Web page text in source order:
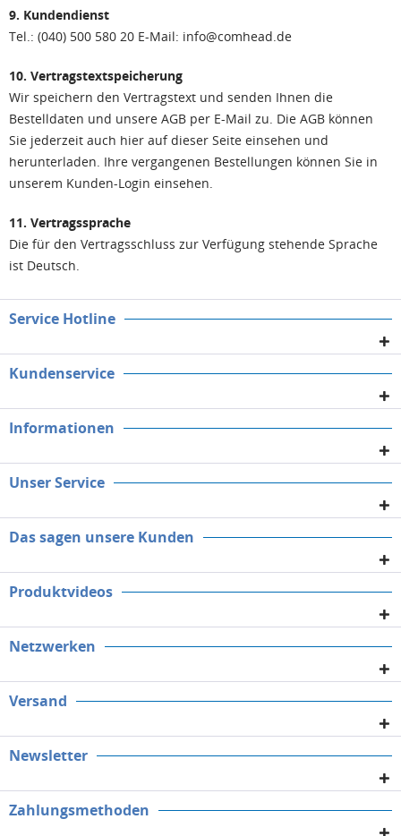
9. Kundendienst
Tel.: (040) 500 580 20 E-Mail: info@comhead.de
10. Vertragstextspeicherung
Wir speichern den Vertragstext und senden Ihnen die
Bestelldaten und unsere AGB per E-Mail zu. Die AGB können
Sie jederzeit auch hier auf dieser Seite einsehen und
herunterladen. Ihre vergangenen Bestellungen können Sie in
unserem Kunden-Login einsehen.
11. Vertragssprache
Die für den Vertragsschluss zur Verfügung stehende Sprache
ist Deutsch.
Service Hotline
Kundenservice
Informationen
Unser Service
Das sagen unsere Kunden
Produktvideos
Netzwerken
Versand
Newsletter
Zahlungsmethoden